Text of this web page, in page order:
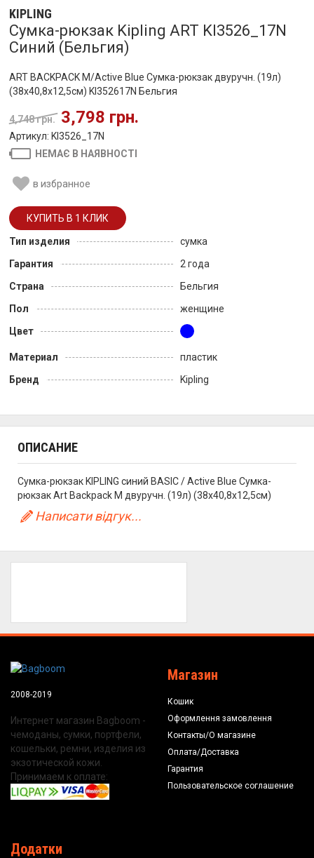
KIPLING
Сумка-рюкзак Kipling ART KI3526_17N
Синий (Бельгия)
ART BACKPACK M/Active Blue Сумка-рюкзак двуручн. (19л)
(38x40,8x12,5см) KI352617N Бельгия
4,748 грн. 3,798 грн.
Артикул: KI3526_17N
НЕМАЄ В НАЯВНОСТІ
в избранное
Тип изделия
сумка
Гарантия
2 года
Страна
Бельгия
Пол
женщине
Цвет
Материал
пластик
Бренд
Kipling
ОПИСАНИЕ
Сумка-рюкзак KIPLING синий BASIC / Active Blue Сумка-
рюкзак Art Backpack M двуручн. (19л) (38x40,8x12,5см)
Написати відгук...
2008-2019
Интернет магазин Bagboom -
чемоданы, сумки, портфели,
кошельки, ремни, изделия из
экзотической кожи.
Принимаем к оплате:
Магазин
Кошик
Оформлення замовлення
Контакты/О магазине
Оплата/Доставка
Гарантия
Пользовательское соглашение
Додатки